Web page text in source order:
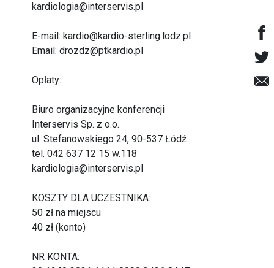
kardiologia@interservis.pl
E-mail: kardio@kardio-sterling.lodz.pl
Email: drozdz@ptkardio.pl
Opłaty:
Biuro organizacyjne konferencji
Interservis Sp. z o.o.
ul. Stefanowskiego 24, 90-537 Łódź
tel. 042 637 12 15 w.118
kardiologia@interservis.pl
KOSZTY DLA UCZESTNIKA:
50 zł na miejscu
40 zł (konto)
NR KONTA: